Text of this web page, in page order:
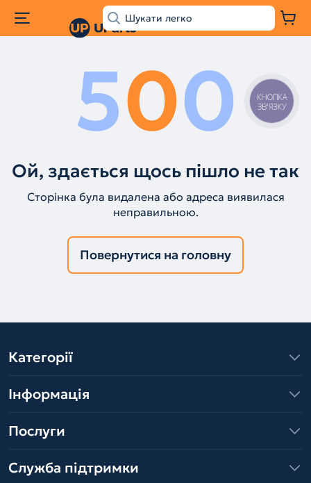
500
Ой, здається щось пішло не так
Сторінка була видалена або адреса виявилася
неправильною.
Повернутися на головну
Категорії
Інформація
Послуги
Служба підтримки
КНОПКА
ЗВ'ЯЗКУ